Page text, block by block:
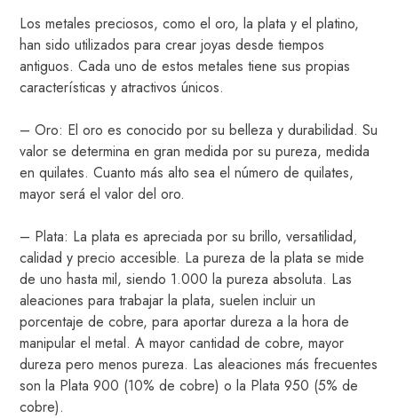
Los metales preciosos, como el oro, la plata y el platino,
han sido utilizados para crear joyas desde tiempos
antiguos. Cada uno de estos metales tiene sus propias
características y atractivos únicos.
– Oro: El oro es conocido por su belleza y durabilidad. Su
valor se determina en gran medida por su pureza, medida
en quilates. Cuanto más alto sea el número de quilates,
mayor será el valor del oro.
– Plata: La plata es apreciada por su brillo, versatilidad,
calidad y precio accesible. La pureza de la plata se mide
de uno hasta mil, siendo 1.000 la pureza absoluta. Las
aleaciones para trabajar la plata, suelen incluir un
porcentaje de cobre, para aportar dureza a la hora de
manipular el metal. A mayor cantidad de cobre, mayor
dureza pero menos pureza. Las aleaciones más frecuentes
son la Plata 900 (10% de cobre) o la Plata 950 (5% de
cobre).